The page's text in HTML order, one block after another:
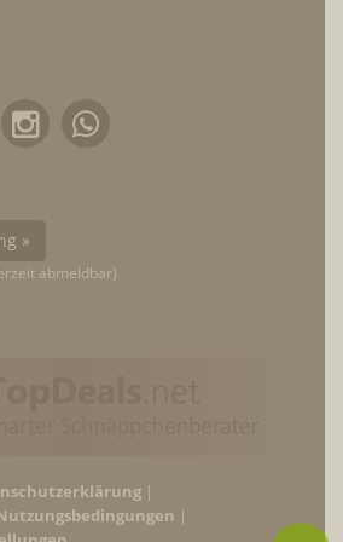
»
abmeldbar)